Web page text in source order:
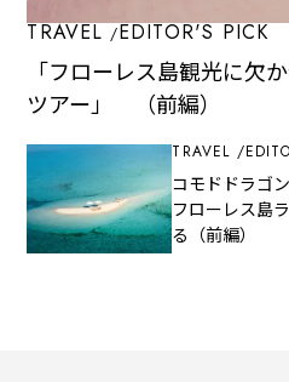
TRAVEL EDITOR'S PICK
「フローレス島観光に欠
ツアー」 （前編）
TRAVEL
コモドドラゴ
フローレス島
る（前編）